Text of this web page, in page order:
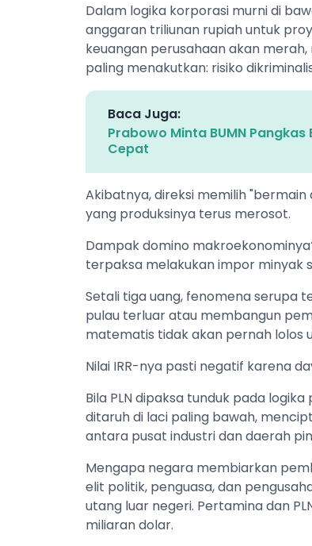
Dalam logika korporasi murni di
anggaran triliunan rupiah untuk
keuangan perusahaan akan
paling menakutkan: risiko
Baca Juga:
Prabowo Minta BUMN
Cepat
Akibatnya, direksi memilih
yang produksinya terus merosot.
Dampak domino
terpaksa melakukan impor minyak
Setali tiga uang, fenomena serupa
pulau terluar atau membangun
matematis tidak akan pernah lolos
Nilai IRR-nya pasti negatif karena
Bila PLN dipaksa tunduk pada
ditaruh di laci paling bawah,
antara pusat industri dan daerah
Mengapa negara membiarkan
elit politik, penguasa, dan
utang luar negeri. Pertamina dan
miliaran dolar.